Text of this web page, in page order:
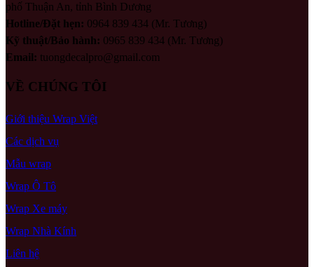
phố Thuận An, tỉnh Bình Dương
Hotline/Đặt hẹn: 0964 839 434 (Mr. Tương)
Kỹ thuật/Bảo hành: 0965 839 434 (Mr. Tương)
Email: tuongdecalpro@gmail.com
VỀ CHÚNG TÔI
Giới thiệu Wrap Việt
Các dịch vụ
Mẫu wrap
Wrap Ô Tô
Wrap Xe máy
Wrap Nhà Kính
Liên hệ